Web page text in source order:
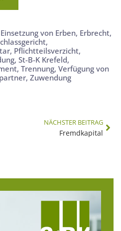
Einsetzung von Erben, Erbrecht,
,
, Pflichtteilsverzicht,
, St-B-K Krefeld,
, Trennung, Verfügung von
, Zuwendung
NÄCHSTER BEITRAG
Fremdkapital